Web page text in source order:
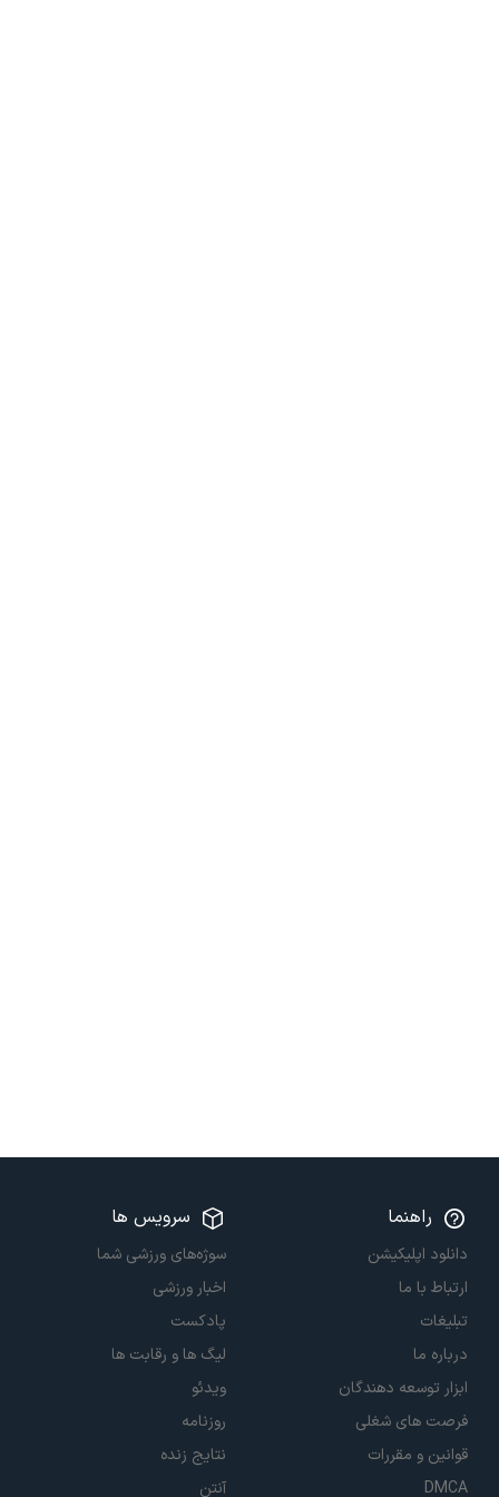
راهنما
دانلود اپلیکیشن
ارتباط با ما
تبلیغات
درباره ما
ابزار توسعه دهندگان
فرصت های شغلی
قوانین و مقررات
DMCA
سرویس ها
سوژه‌های ورزشی شما
اخبار ورزشی
پادکست
لیگ ها و رقابت ها
ویدئو
روزنامه
نتایج زنده
آنتن